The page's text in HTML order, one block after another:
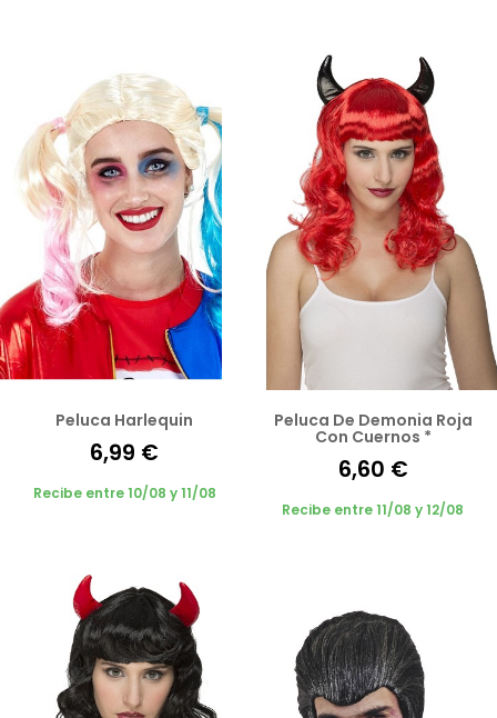
Peluca Harlequin
6,99 €
Recibe entre 10/08 y 11/08
Peluca De Demonia Roja
Con Cuernos *
6,60 €
Recibe entre 11/08 y 12/08